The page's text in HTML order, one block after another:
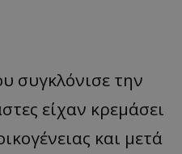
συγκλόνισε την
είχαν κρεμάσει
και μετά